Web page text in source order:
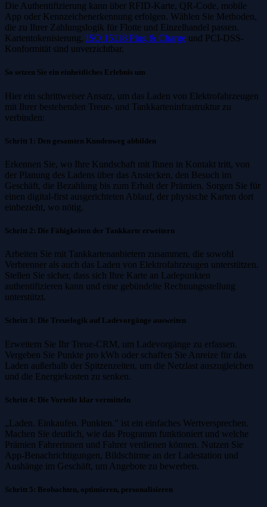
Die Authentifizierung kann über RFID-Karte, QR-Code, mobile
App oder Kennzeichenerkennung erfolgen. Wählen Sie Methoden,
die zu Ihrer Zahlungslogik für Flotte und Einzelhandel passen.
Kartentokenisierung, ISO 15118 Plug & Charge und PCI-DSS-
Konformität sind unverzichtbar.
So setzen Sie ein einheitliches Erlebnis um
Hier ein schrittweiser Ansatz, um das Laden von Elektrofahrzeugen
mit Ihrer bestehenden Treue- und Tankkarteninfrastruktur zu
verbinden:
Schritt 1: Den gesamten Kundenweg abbilden
Erkennen Sie, wo Ihre Kundschaft mit Ihnen in Kontakt tritt, von
der Planung des Ladens über das Anstecken, den Besuch im
Geschäft, die Bezahlung bis zum Erhalt der Prämien. Sorgen Sie für
einen digital-first ausgerichteten Ablauf, der physische Karten dort
einbezieht, wo nötig.
Schritt 2: Die Fähigkeiten der Tankkarte erweitern
Arbeiten Sie mit Tankkartenanbietern zusammen, die sowohl
Verbrenner als auch das Laden von Elektrofahrzeugen unterstützen.
Stellen Sie sicher, dass sich Ihre Karte an Ladepunkten
authentifizieren kann und eine gebündelte Rechnungsstellung
unterstützt.
Schritt 3: Die Treuelogik auf Ladevorgänge ausweiten
Erweitern Sie Ihr Treue-CRM, um Ladevorgänge zu erfassen.
Vergeben Sie Punkte pro kWh oder schaffen Sie Anreize für das
Laden außerhalb der Spitzenzeiten, um die Netzlast auszugleichen
und die Energiekosten zu senken.
Schritt 4: Die Vorteile klar vermitteln
„Laden. Einkaufen. Punkten." ist ein einfaches Wertversprechen.
Machen Sie deutlich, wie das Programm funktioniert und welche
Prämien Fahrerinnen und Fahrer verdienen können. Nutzen Sie
App-Benachrichtigungen, Bildschirme an der Ladestation und
Aushänge im Geschäft, um Angebote zu bewerben.
Schritt 5: Beobachten, optimieren, personalisieren